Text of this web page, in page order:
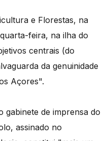
e Florestas, na
feira, na ilha do
centrais (do
da genuinidade
Açores".
gabinete de imprensa do
assinado no